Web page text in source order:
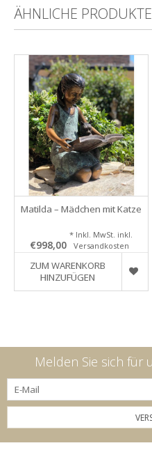
ÄHNLICHE PRODUKTE
Matilda – Mädchen mit Katze
€998,00
* Inkl. MwSt. inkl.
Versandkosten
ZUM WARENKORB
HINZUFÜGEN
Melden Sie sich für